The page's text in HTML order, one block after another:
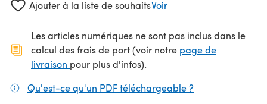
Ajouter à la liste de souhaitsVoir
Les articles numériques ne sont pas inclus dans le
calcul des frais de port (voir notre page de
livraison (s'ouvre dans un nouvel onglet)
pour plus d'infos).
Qu'est-ce qu'un PDF téléchargeable ?